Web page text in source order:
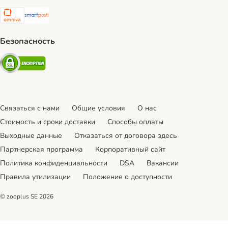
Omniva Shipping Method
SmartPosti Shipping Method
Безопасность
Security
Связаться с нами Общие условия
О нас
Стоимость и сроки доставки
Cпособы оплаты
Выходные данные
Отказаться от договора здесь
Партнерская программа
Корпоративный сайт
Политика конфиденциальности
DSA
Вакансии
Правила утилизации
Положение о доступности
© zooplus SE 2026